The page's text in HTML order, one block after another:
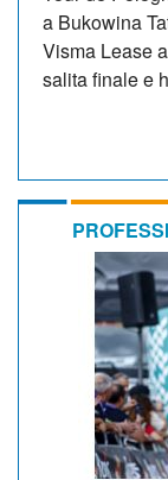
a Bukowina
Visma Lease
salita finale e